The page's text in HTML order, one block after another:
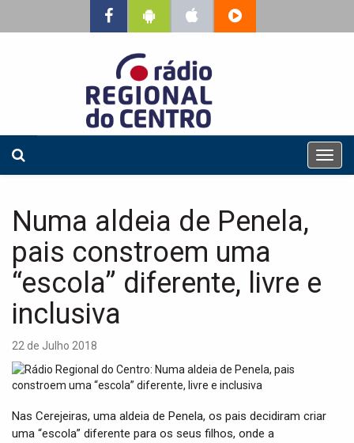
T
o
Numa aldeia de Penela,
pais constroem uma
“escola” diferente, livre e
inclusiva
22 de Julho 2018
Nas Cerejeiras, uma aldeia de Penela, os pais decidiram criar
uma “escola” diferente para os seus filhos, onde a